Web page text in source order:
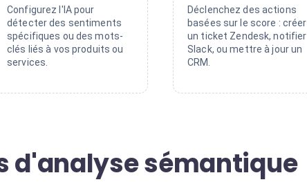
Configurez l'IA pour
détecter des sentiments
spécifiques ou des mots-
clés liés à vos produits ou
services.
Déclenchez des actions
basées sur le score : créer
un ticket Zendesk, notifier
Slack, ou mettre à jour un
CRM.
d'analyse sémantique